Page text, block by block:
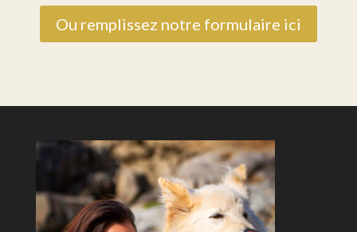
Ou remplissez notre formulaire ici